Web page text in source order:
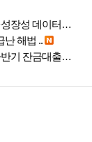
소상공인 신용점수 낮아도 '매출·성장성 데이터..
난 해법 ..
아파트 입주 문제없나… 은행, 하반기 잔금대출..